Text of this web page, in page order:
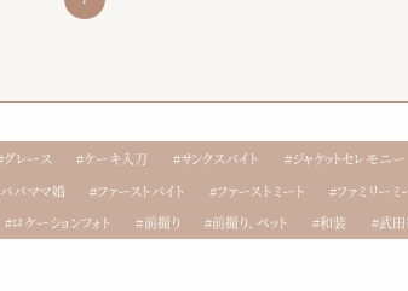
グレース ケーキ入刀 サンクスバイト ジャケットセレモニー
パパママ婚 ファーストバイト ファーストミート ファミリーミ
ロケーションフォト 前撮り 前撮り、ペット 和装 武